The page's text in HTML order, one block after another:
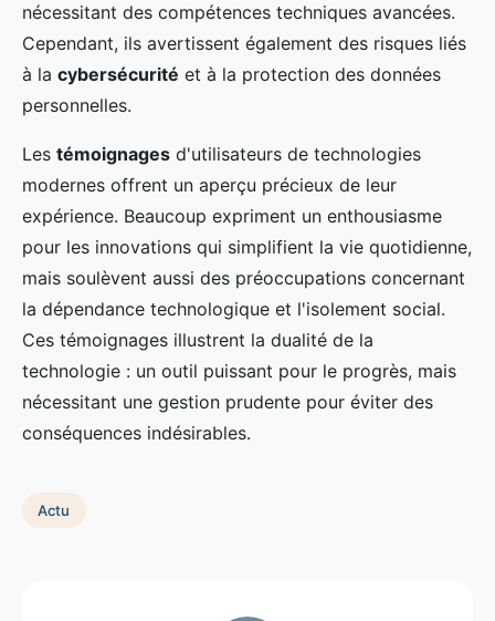
nécessitant des compétences techniques avancées.
Cependant, ils avertissent également des risques liés
à la cybersécurité et à la protection des données
personnelles.
Les témoignages d'utilisateurs de technologies
modernes offrent un aperçu précieux de leur
expérience. Beaucoup expriment un enthousiasme
pour les innovations qui simplifient la vie quotidienne,
mais soulèvent aussi des préoccupations concernant
la dépendance technologique et l'isolement social.
Ces témoignages illustrent la dualité de la
technologie : un outil puissant pour le progrès, mais
nécessitant une gestion prudente pour éviter des
conséquences indésirables.
Actu